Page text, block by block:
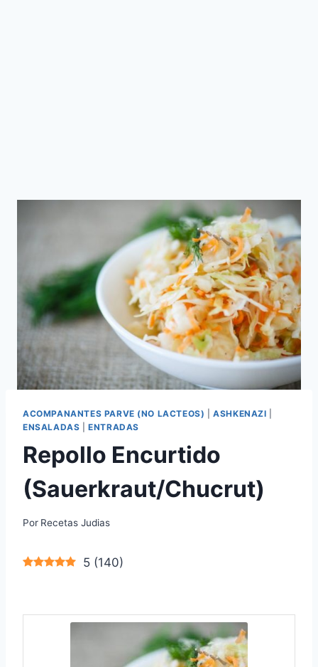
ACOMPANANTES PARVE (NO LACTEOS) |ASHKENAZI
ENSALADAS |ENTRADAS
Repollo Encurtido
(Sauerkraut/Chucrut)
Por Recetas Judias
5 (140)